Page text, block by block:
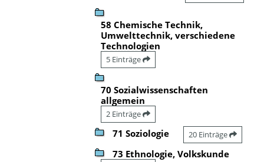
58 Chemische Technik,
Umwelttechnik, verschiedene
Technologien
5 Einträge
70 Sozialwissenschaften
allgemein
2 Einträge
71 Soziologie 20 Einträge
73 Ethnologie, Volkskunde